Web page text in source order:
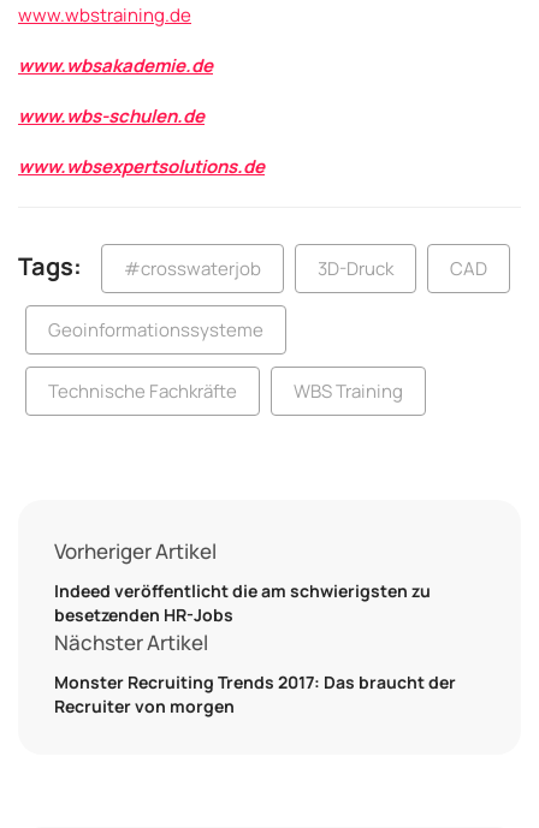
www.wbstraining.de
www.wbsakademie.de
www.wbs-schulen.de
www.wbsexpertsolutions.de
Tags: #crosswaterjob 3D-Druck CAD
Geoinformationssysteme
Technische Fachkräfte WBS Training
Vorheriger Artikel
Indeed veröffentlicht die am schwierigsten zu
besetzenden HR-Jobs
Nächster Artikel
Monster Recruiting Trends 2017: Das braucht der
Recruiter von morgen